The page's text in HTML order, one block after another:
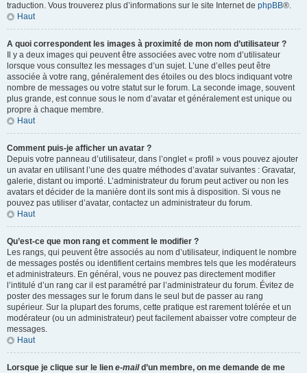
traduction. Vous trouverez plus d’informations sur le site Internet de phpBB®.
Haut
A quoi correspondent les images à proximité de mon nom d’utilisateur ?
Il y a deux images qui peuvent être associées avec votre nom d’utilisateur
lorsque vous consultez les messages d’un sujet. L’une d’elles peut être
associée à votre rang, généralement des étoiles ou des blocs indiquant votre
nombre de messages ou votre statut sur le forum. La seconde image, souvent
plus grande, est connue sous le nom d’avatar et généralement est unique ou
propre à chaque membre.
Haut
Comment puis-je afficher un avatar ?
Depuis votre panneau d’utilisateur, dans l’onglet « profil » vous pouvez ajouter
un avatar en utilisant l’une des quatre méthodes d’avatar suivantes : Gravatar,
galerie, distant ou importé. L’administrateur du forum peut activer ou non les
avatars et décider de la manière dont ils sont mis à disposition. Si vous ne
pouvez pas utiliser d’avatar, contactez un administrateur du forum.
Haut
Qu’est-ce que mon rang et comment le modifier ?
Les rangs, qui peuvent être associés au nom d’utilisateur, indiquent le nombre
de messages postés ou identifient certains membres tels que les modérateurs
et administrateurs. En général, vous ne pouvez pas directement modifier
l’intitulé d’un rang car il est paramétré par l’administrateur du forum. Évitez de
poster des messages sur le forum dans le seul but de passer au rang
supérieur. Sur la plupart des forums, cette pratique est rarement tolérée et un
modérateur (ou un administrateur) peut facilement abaisser votre compteur de
messages.
Haut
Lorsque je clique sur le lien e-maild’un membre, on me demande de me